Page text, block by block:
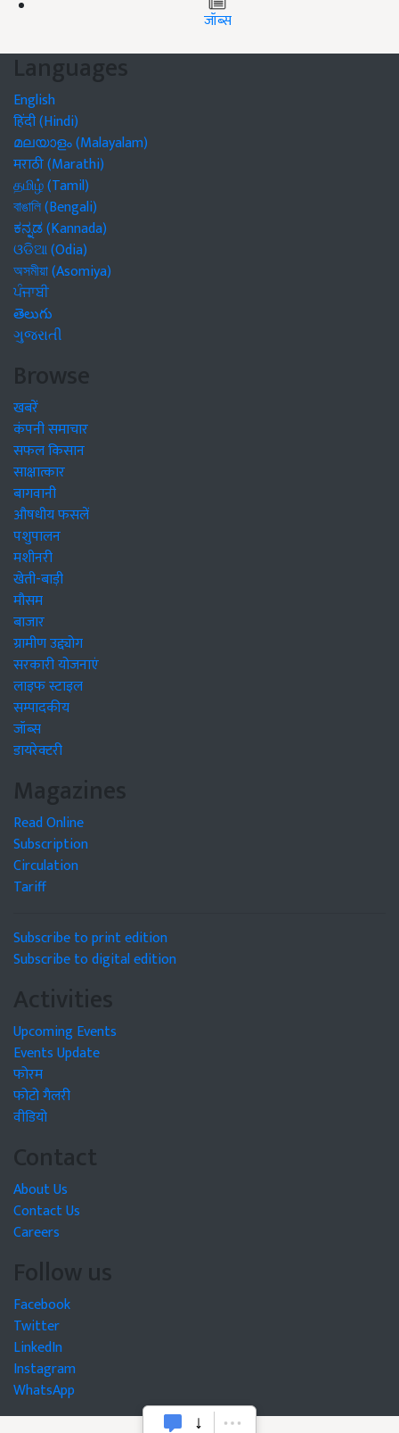
जॉब्स
Languages
English
हिंदी (Hindi)
മലയാളം (Malayalam)
मराठी (Marathi)
தமிழ் (Tamil)
বাঙালি (Bengali)
ಕನ್ನಡ (Kannada)
ଓଡିଆ (Odia)
অসমীয়া (Asomiya)
ਪੰਜਾਬੀ
తెలుగు
ગુજરાતી
Browse
खबरें
कंपनी समाचार
सफल किसान
साक्षात्कार
बागवानी
औषधीय फसलें
पशुपालन
मशीनरी
खेती-बाड़ी
मौसम
बाजार
ग्रामीण उद्द्योग
सरकारी योजनाएं
लाइफ स्टाइल
सम्पादकीय
जॉब्स
डायरेक्टरी
Magazines
Read Online
Subscription
Circulation
Tariff
Subscribe to print edition
Subscribe to digital edition
Activities
Upcoming Events
Events Update
फोरम
फोटो गैलरी
वीडियो
Contact
About Us
Contact Us
Careers
Follow us
Facebook
Twitter
LinkedIn
Instagram
WhatsApp